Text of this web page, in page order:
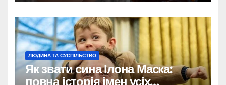
ЛЮДИНА ТА СУСПІЛЬСТВО
Як звати сина Ілона Маска:
повна історія імен усіх